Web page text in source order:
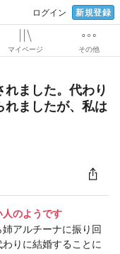
ログイン 新規登録
マイページ その他
ました。代わり
れましたが、私は
のようです
アルチーナに振り回
りに結婚することに